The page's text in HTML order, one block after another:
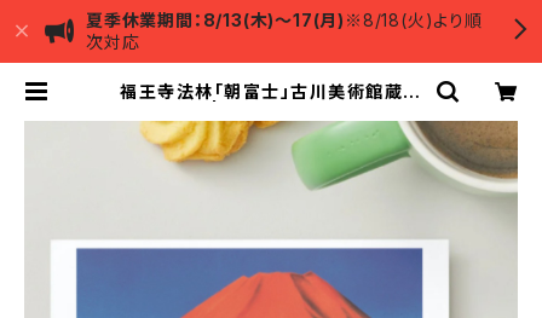
夏季休業期間：8/13(木)～17(月) ※8/18(火)より順
次対応
福王寺法林「朝富士」古川美術館蔵ポ
ショップ